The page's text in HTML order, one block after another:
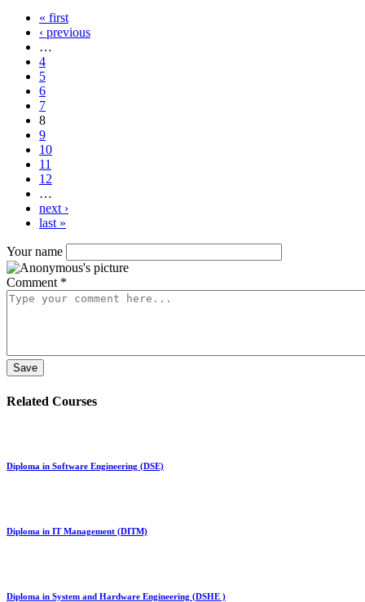
« first
‹ previous
…
4
5
6
7
8
9
10
11
12
…
next ›
last »
Your name
Comment *
Related Courses
Diploma in Software Engineering (DSE)
Diploma in IT Management (DITM)
Diploma in System and Hardware Engineering (DSHE )